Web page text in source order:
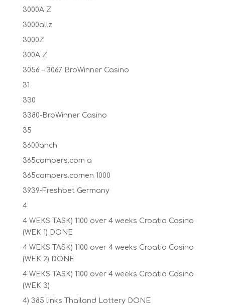
3000A Z
3000allz
3000Z
300A Z
3056 – 3067 BroWinner Casino
31
330
3380-BroWinner Casino
35
3600anch
365campers.com a
365campers.comen 1000
3939-Freshbet Germany
4
4 WEKS TASK) 1100 over 4 weeks Croatia Casino
(WEK 1) DONE
4 WEKS TASK) 1100 over 4 weeks Croatia Casino
(WEK 2) DONE
4 WEKS TASK) 1100 over 4 weeks Croatia Casino
(WEK 3)
4) 385 links Thailand Lottery DONE